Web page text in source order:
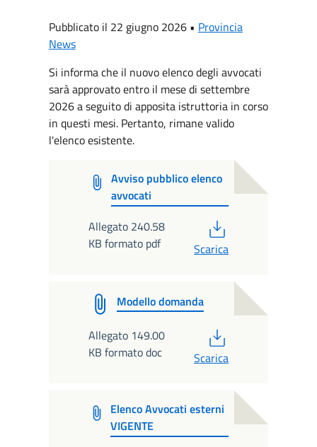
Pubblicato il 22 giugno 2026 • Provincia
News
Si informa che il nuovo elenco degli avvocati
sarà approvato entro il mese di settembre
2026 a seguito di apposita istruttoria in corso
in questi mesi. Pertanto, rimane valido
l'elenco esistente.
Avviso pubblico elenco
avvocati
Allegato 240.58
KB formato pdf
Scarica
Modello domanda
Allegato 149.00
KB formato doc
Scarica
Elenco Avvocati esterni
VIGENTE